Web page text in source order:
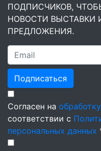
ПОДПИСЧИКОВ,
НОВОСТИ ВЫСТАВКИ
ПРЕДЛОЖЕНИЯ.
Подписаться
Согласен на
соответствии с
персональных данных